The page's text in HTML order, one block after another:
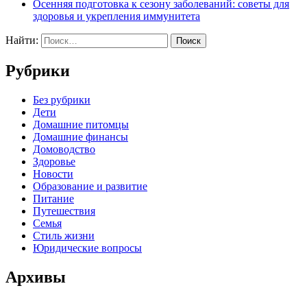
Осенняя подготовка к сезону заболеваний: советы для
здоровья и укрепления иммунитета
Найти:
Рубрики
Без рубрики
Дети
Домашние питомцы
Домашние финансы
Домоводство
Здоровье
Новости
Образование и развитие
Питание
Путешествия
Семья
Стиль жизни
Юридические вопросы
Архивы